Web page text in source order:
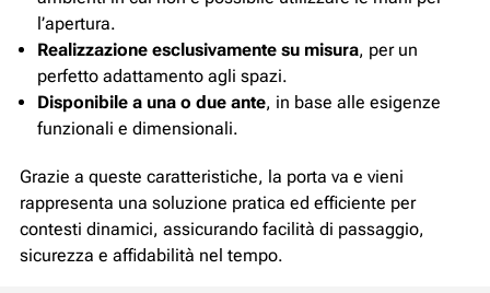
l’apertura.
Realizzazione esclusivamente su misura, per un
perfetto adattamento agli spazi.
Disponibile a una o due ante, in base alle esigenze
funzionali e dimensionali.
Grazie a queste caratteristiche, la porta va e vieni
rappresenta una soluzione pratica ed efficiente per
contesti dinamici, assicurando facilità di passaggio,
sicurezza e affidabilità nel tempo.